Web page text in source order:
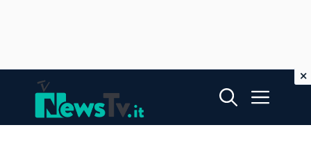
contenuto
Menu